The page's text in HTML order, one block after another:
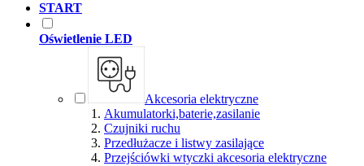
START
Oświetlenie LED
Akcesoria elektryczne
Akumulatorki,baterie,zasilanie
Czujniki ruchu
Przedłużacze i listwy zasilające
Przejściówki wtyczki akcesoria elektryczne